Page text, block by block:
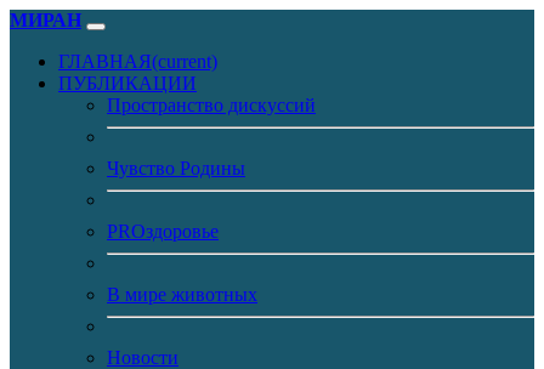
МИРАН
ГЛАВНАЯ(current)
ПУБЛИКАЦИИ
Пространство дискуссий
Чувство Родины
PROздоровье
В мире животных
Новости